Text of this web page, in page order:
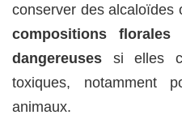
conserver des alcaloïdes
compositions florales
dangereuses si elles
toxiques, notamment
animaux.